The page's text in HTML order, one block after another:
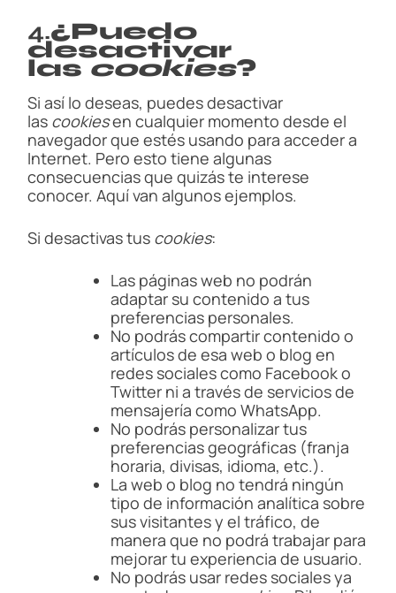
4.¿Puedo
desactivar
lascookies?
Si así lo deseas, puedes desactivar
las cookiesen cualquier momento desde el
navegador que estés usando para acceder a
Internet. Pero esto tiene algunas
consecuencias que quizás te interese
conocer. Aquí van algunos ejemplos.
Si desactivas tus cookies:
Las páginas web no podrán
adaptar su contenido a tus
preferencias personales.
No podrás compartir contenido o
artículos de esa web o blog en
redes sociales como Facebook o
Twitter ni a través de servicios de
mensajería como WhatsApp.
No podrás personalizar tus
preferencias geográficas (franja
horaria, divisas, idioma, etc.).
La web o blog no tendrá ningún
tipo de información analítica sobre
sus visitantes y el tráfico, de
manera que no podrá trabajar para
mejorar tu experiencia de usuario.
No podrás usar redes sociales ya